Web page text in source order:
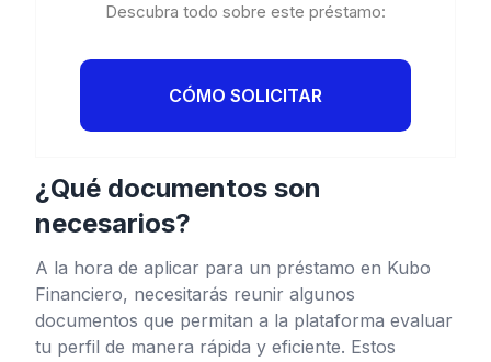
Descubra todo sobre este préstamo:
CÓMO SOLICITAR
¿Qué documentos son
necesarios?
A la hora de aplicar para un préstamo en Kubo
Financiero, necesitarás reunir algunos
documentos que permitan a la plataforma evaluar
tu perfil de manera rápida y eficiente. Estos